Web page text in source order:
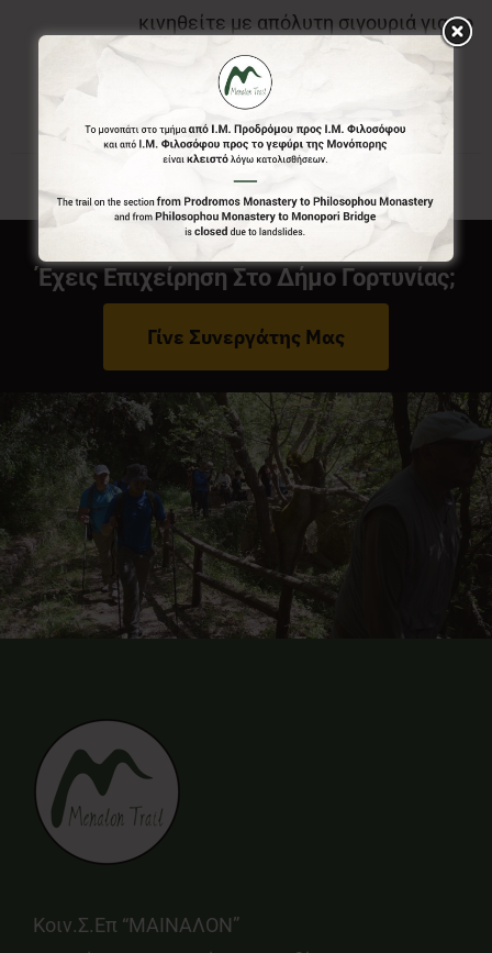
κινηθείτε με απόλυτη σιγουριά για το
που είστε και που θέλετε να πάτε.
Έχεις Επιχείρηση Στο Δήμο Γορτυνίας;
Γίνε Συνεργάτης Μας
Κοιν.Σ.Επ “ΜΑΙΝΑΛΟΝ”